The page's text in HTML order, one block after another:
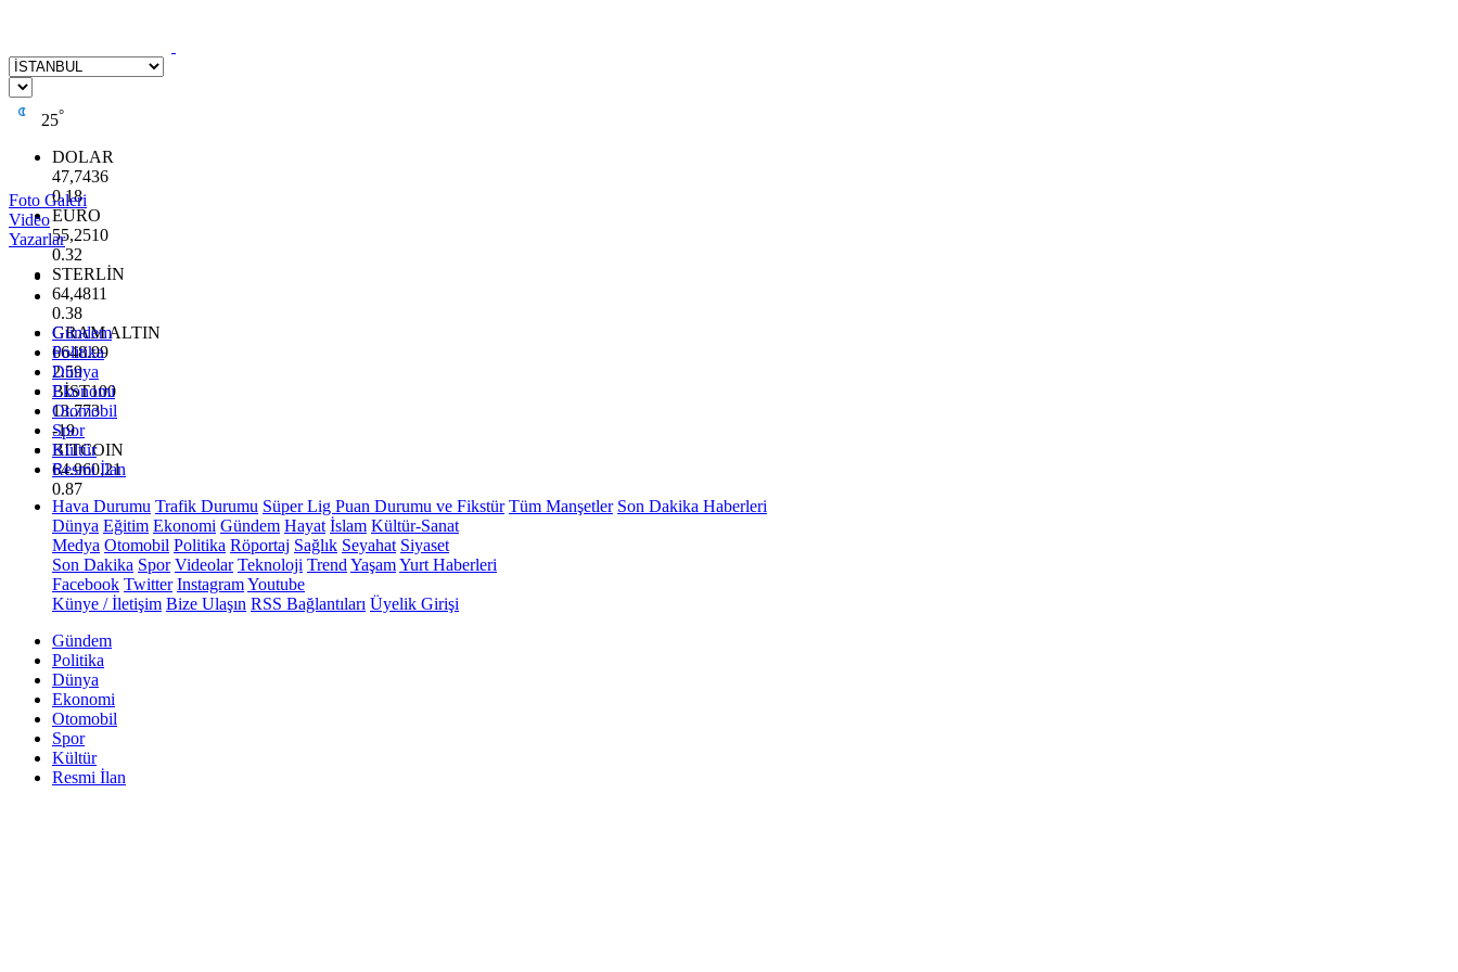
25°
DOLAR
47,7436
0.18
EURO
55,2510
0.32
STERLİN
64,4811
0.38
GRAM ALTIN
6648.99
2.59
BİST100
13.773
-19
BITCOIN
64.960,21
0.87
Foto Galeri
Video
Yazarlar
Gündem
Politika
Dünya
Ekonomi
Otomobil
Spor
Kültür
Resmi İlan
Hava Durumu Trafik Durumu Süper Lig Puan Durumu ve Fikstür Tüm Manşetler Son Dakika Haberleri
Dünya Eğitim Ekonomi Gündem Hayat İslam Kültür-Sanat
Medya Otomobil Politika Röportaj Sağlık Seyahat Siyaset
Son Dakika Spor Videolar Teknoloji Trend YaşamYurt Haberleri
Facebook Twitter InstagramYoutube
Künye / İletişim Bize Ulaşın RSS Bağlantıları Üyelik Girişi
Gündem
Politika
Dünya
Ekonomi
Otomobil
Spor
Kültür
Resmi İlan